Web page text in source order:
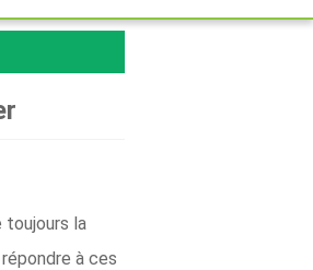
toujours la
à ces